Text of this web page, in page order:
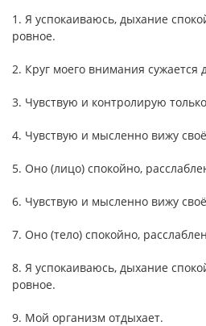
1. Я успокаиваюсь, дыхание
ровное.
2. Круг моего внимания сужается
3. Чувствую и контролирую
4. Чувствую и мысленно вижу
5. Оно (лицо) спокойно,
6. Чувствую и мысленно вижу
7. Оно (тело) спокойно,
8. Я успокаиваюсь, дыхание
ровное.
9. Мой организм отдыхает.